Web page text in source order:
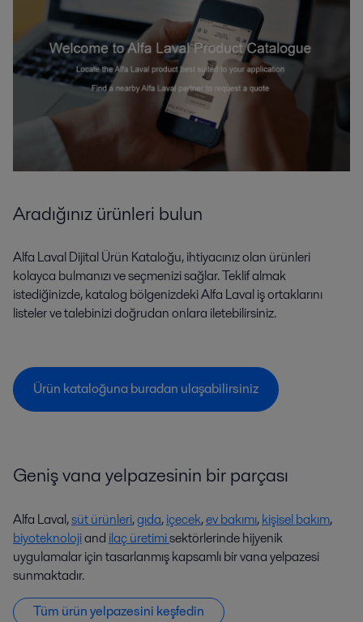
Aradığınız ürünleri bulun
Alfa Laval Dijital Ürün Kataloğu, ihtiyacınız olan ürünleri
kolayca bulmanızı ve seçmenizi sağlar. Teklif almak
istediğinizde, katalog bölgenizdeki Alfa Laval iş ortaklarını
listeler ve talebinizi doğrudan onlara iletebilirsiniz.
Ürün kataloğuna buradan ulaşabilirsiniz
Geniş vana yelpazesinin bir parçası
Alfa Laval,süt ürünleri,gıda,içecek,ev bakımı,kişisel bakım,
biyoteknolojiand ilaç üretimisektörlerinde hijyenik
uygulamalar için tasarlanmış kapsamlı bir vana yelpazesi
sunmaktadır.
Tüm ürün yelpazesini keşfedin